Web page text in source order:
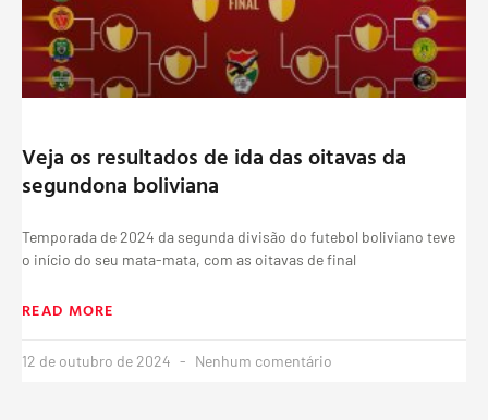
Veja os resultados de ida das oitavas da
segundona boliviana
Temporada de 2024 da segunda divisão do futebol boliviano teve
o início do seu mata-mata, com as oitavas de final
READ MORE
12 de outubro de 2024 Nenhum comentário